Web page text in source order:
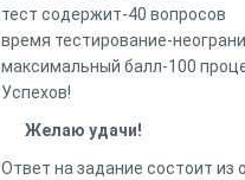
тест содержит-40 вопросов
время тестирование-
максимальный балл-100
Успехов!
Желаю удачи!
Ответ на задание состоит из